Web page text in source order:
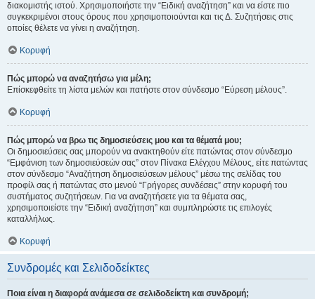
διακομιστής ιστού. Χρησιμοποιήστε την “Ειδική αναζήτηση” και να είστε πιο
συγκεκριμένοι στους όρους που χρησιμοποιούνται και τις Δ. Συζητήσεις στις
οποίες θέλετε να γίνει η αναζήτηση.
Κορυφή
Πώς μπορώ να αναζητήσω για μέλη;
Επίσκεφθείτε τη λίστα μελών και πατήστε στον σύνδεσμο “Εύρεση μέλους”.
Κορυφή
Πώς μπορώ να βρω τις δημοσιεύσεις μου και τα θέματά μου;
Οι δημοσιεύσεις σας μπορούν να ανακτηθούν είτε πατώντας στον σύνδεσμο
“Εμφάνιση των δημοσιεύσεών σας” στον Πίνακα Ελέγχου Μέλους, είτε πατώντας
στον σύνδεσμο “Αναζήτηση δημοσιεύσεων μέλους” μέσω της σελίδας του
προφίλ σας ή πατώντας στο μενού “Γρήγορες συνδέσεις” στην κορυφή του
συστήματος συζητήσεων. Για να αναζητήσετε για τα θέματα σας,
χρησιμοποιείστε την “Ειδική αναζήτηση” και συμπληρώστε τις επιλογές
καταλλήλως.
Κορυφή
Συνδρομές και Σελιδοδείκτες
Ποια είναι η διαφορά ανάμεσα σε σελιδοδείκτη και συνδρομή;